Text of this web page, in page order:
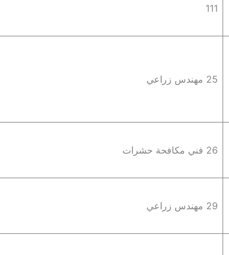
111
25 مهندس زراعي
26 فني مكافحة حشرات
29 مهندس زراعي